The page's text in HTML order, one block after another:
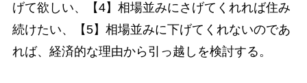
げて欲しい、【4】相場並みにさげてくれれば住み
続けたい、【5】相場並みに下げてくれないのであ
れば、経済的な理由から引っ越しを検討する。